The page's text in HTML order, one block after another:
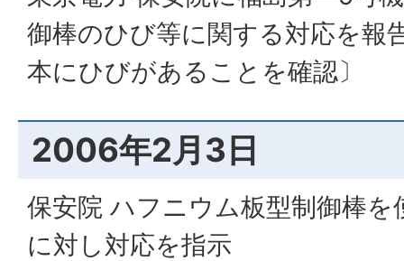
御棒のひび等に関する対応を報
本にひびがあることを確認〕
2006年2月3日
保安院 ハフニウム板型制御棒
に対し対応を指示